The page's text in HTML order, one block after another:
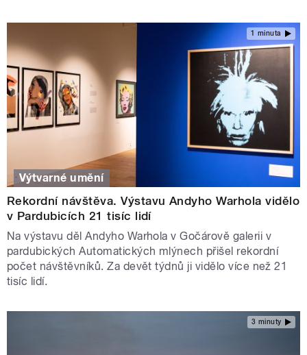
1 minuta
Výtvarné umění
Rekordní návštěva. Výstavu Andyho Warhola vidělo
v Pardubicích 21 tisíc lidí
Na výstavu děl Andyho Warhola v Gočárově galerii v
pardubických Automatických mlýnech přišel rekordní
počet návštěvníků. Za devět týdnů ji vidělo více než 21
tisíc lidí.
3 minuty